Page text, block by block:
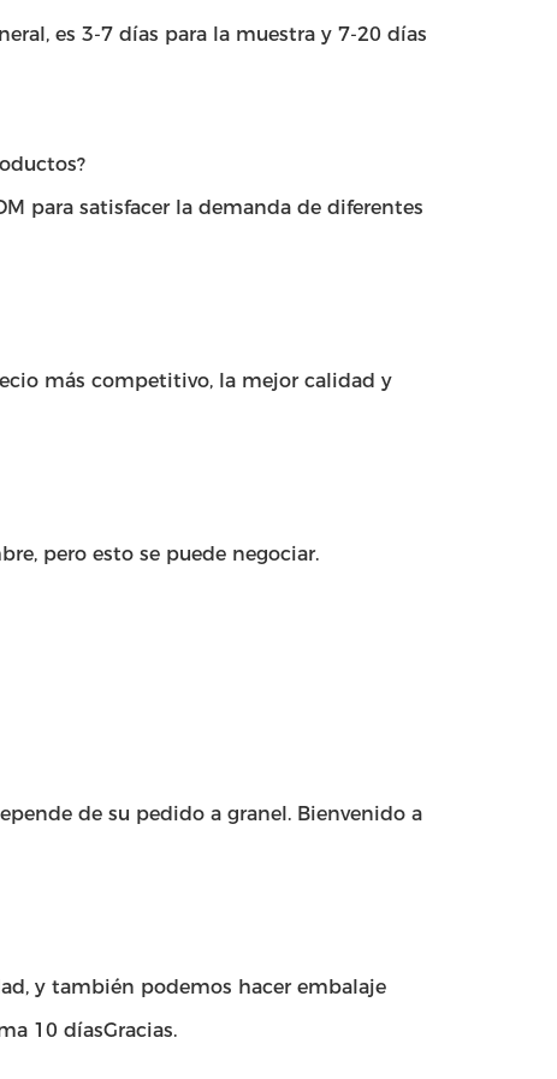
es 3-7 días para la muestra y 7-20 días
para satisfacer la demanda de diferentes
más competitivo, la mejor calidad y
pero esto se puede negociar.
de su pedido a granel. Bienvenido a
y también podemos hacer embalaje
10 díasGracias.